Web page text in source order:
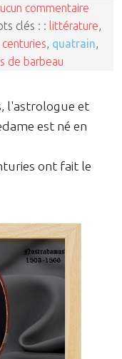
commentaire
clés : : littérature
centuries quatrain
de barbeau
l'astrologue et
est né en
ont fait le